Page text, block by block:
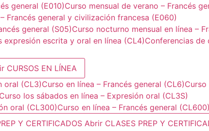
general (E010)Curso mensual de verano – Francés
Francés general y civilización francesa (E060)
general (S05)Curso nocturno mensual en línea –
expresión escrita y oral en línea (CL4)Conferencias de
CURSOS EN LÍNEA
oral (CL3)Curso en línea – Francés general (CL6)Curso
Curso los sábados en línea – Expresión oral (CL3S)
oral (CL300)Curso en línea – Francés general (CL600)
Y CERTIFICADOS Abrir CLASES PREP Y